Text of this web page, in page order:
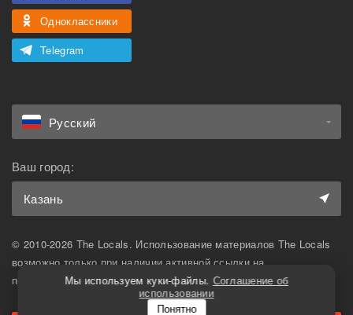
Одноклассники
Telegram
Русский
Ваш город:
Казань
© 2010-2026 The Locals. Использование материалов The Locals
возможно только при наличии активной ссылки на
первоисточник.Мы используем куки-файлы. Соглашение об
использовании
Понятно